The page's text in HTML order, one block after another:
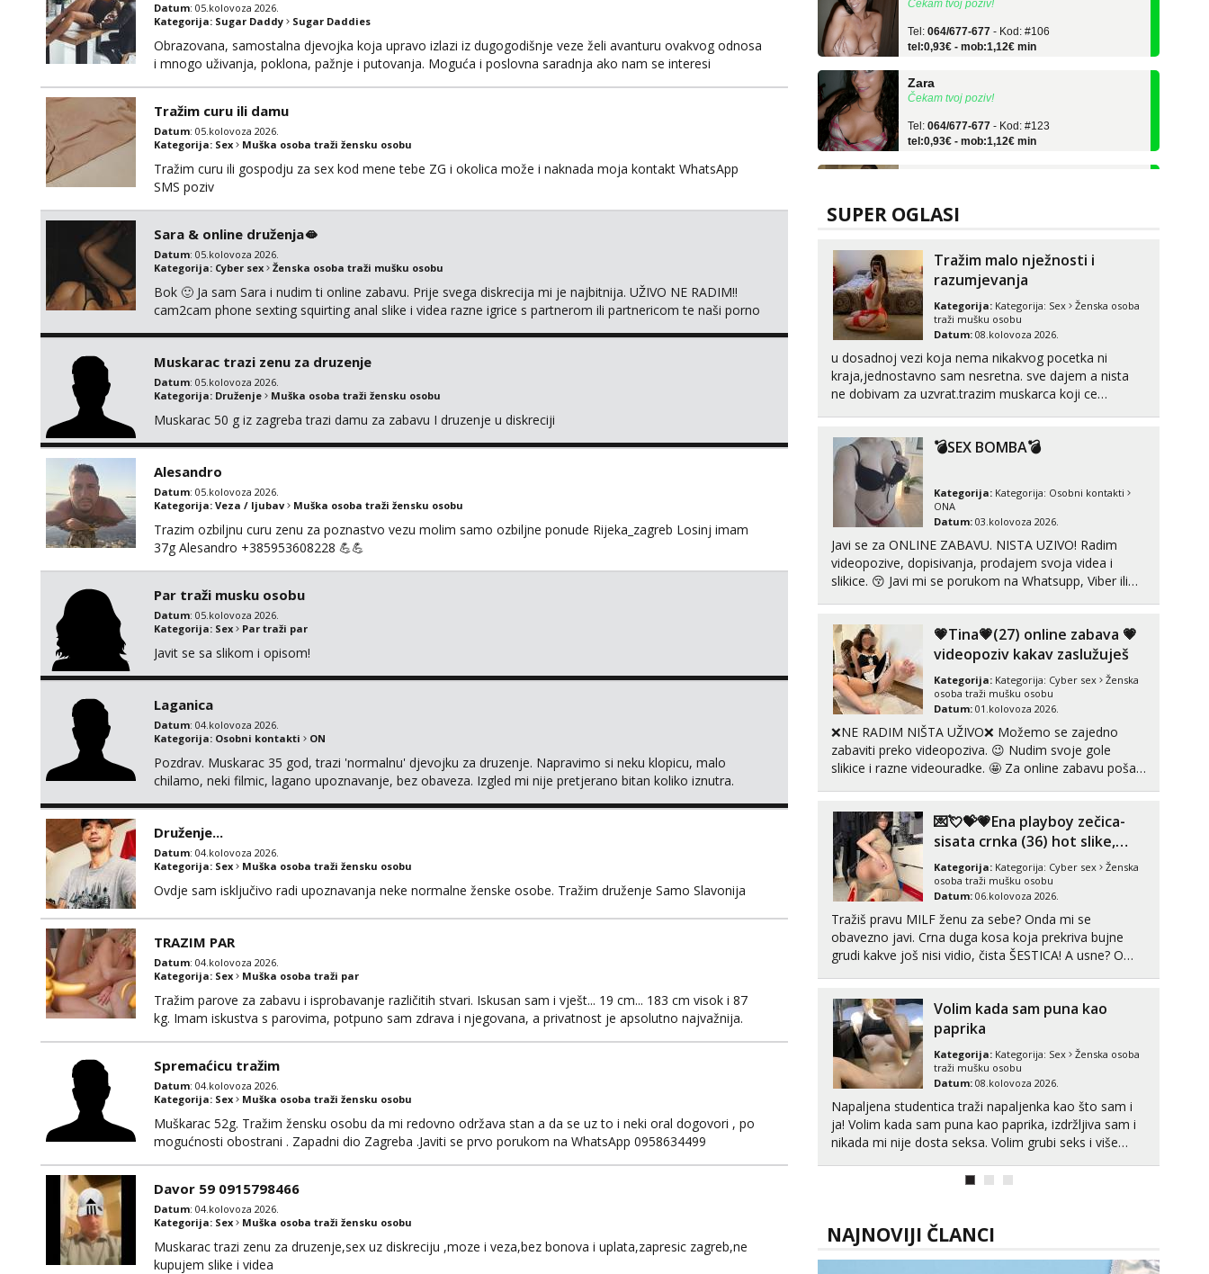
Datum: 05.kolovoza 2026.
Kategorija: Sugar Daddy Sugar Daddies
Obrazovana, samostalna djevojka koja upravo izlazi iz dugogodišnje veze želi avanturu ovakvog odnosa
i mnogo uživanja, poklona, pažnje i putovanja. Moguća i poslovna saradnja ako nam se interesi
Tražim curu ili damu
Datum: 05.kolovoza 2026.
Kategorija: Sex Muška osoba traži žensku osobu
Tražim curu ili gospodju za sex kod mene tebe ZG i okolica može i naknada moja kontakt WhatsApp
SMS poziv
Sara & online druženja🫦
Datum: 05.kolovoza 2026.
Kategorija: Cyber sex Ženska osoba traži mušku osobu
Bok 🙂 Ja sam Sara i nudim ti online zabavu. Prije svega diskrecija mi je najbitnija. UŽIVO NE RADIM!!
cam2cam phone sexting squirting anal slike i videa razne igrice s partnerom ili partnericom te naši porno
Muskarac trazi zenu za druzenje
Datum: 05.kolovoza 2026.
Kategorija: Druženje Muška osoba traži žensku osobu
Muskarac 50 g iz zagreba trazi damu za zabavu I druzenje u diskreciji
Alesandro
Datum: 05.kolovoza 2026.
Kategorija: Veza / ljubav Muška osoba traži žensku osobu
Trazim ozbiljnu curu zenu za poznastvo vezu molim samo ozbiljne ponude Rijeka_zagreb Losinj imam
37g Alesandro +385953608228 💪💪
Par traži musku osobu
Datum: 05.kolovoza 2026.
Kategorija: Sex Par traži par
Javit se sa slikom i opisom!
Laganica
Datum: 04.kolovoza 2026.
Kategorija: Osobni kontakti ON
Pozdrav. Muskarac 35 god, trazi 'normalnu' djevojku za druzenje. Napravimo si neku klopicu, malo
chilamo, neki filmic, lagano upoznavanje, bez obaveza. Izgled mi nije pretjerano bitan koliko iznutra.
Druženje...
Datum: 04.kolovoza 2026.
Kategorija: Sex Muška osoba traži žensku osobu
Ovdje sam isključivo radi upoznavanja neke normalne ženske osobe. Tražim druženje Samo Slavonija
TRAZIM PAR
Datum: 04.kolovoza 2026.
Kategorija: Sex Muška osoba traži par
Tražim parove za zabavu i isprobavanje različitih stvari. Iskusan sam i vješt... 19 cm... 183 cm visok i 87
kg. Imam iskustva s parovima, potpuno sam zdrava i njegovana, a privatnost je apsolutno najvažnija.
Spremaćicu tražim
Datum: 04.kolovoza 2026.
Kategorija: Sex Muška osoba traži žensku osobu
Muškarac 52g. Tražim žensku osobu da mi redovno održava stan a da se uz to i neki oral dogovori , po
mogućnosti obostrani . Zapadni dio Zagreba .Javiti se prvo porukom na WhatsApp 0958634499
Davor 59 0915798466
Datum: 04.kolovoza 2026.
Kategorija: Sex Muška osoba traži žensku osobu
Muskarac trazi zenu za druzenje,sex uz diskreciju ,moze i veza,bez bonova i uplata,zapresic zagreb,ne
kupujem slike i videa
tel:0,93€ - mob:1,12€ min
Čekam tvoj poziv!
tel:0,93€ - mob:1,12€ min
tel:0,93€ - mob:1,12€ min
Liliana
Razgovaram :)
Tel:
tel:0,93€ - mob:1,12€ min
Snježana
Razgovaram :)
tel:0,93€ - mob:1,12€ min
Obavijesti me kada se oslobodi
Margareta
Razgovaram :)
tel:0,93€ - mob:1,12€ min
Obavijesti me kada se oslobodi
Alisa
tel:0,93€ - mob:1,12€ min
Zara
Čekam tvoj poziv!
Tel:
tel:0,93€ - mob:1,12€ min
Anđela
Tel: 064/677-677
tel:0,93€ - mob:1,12€ min
SUPER OGLASI
Tražim malo nježnosti i
razumjevanja
Kategorija: Kategorija: Sex
Ženska osoba
traži mušku osobu
Datum: 08.kolovoza 2026.
u dosadnoj vezi koja nema nikakvog pocetka ni
kraja,jednostavno sam nesretna. sve dajem a nista
ne dobivam za uzvrat.trazim muskarca koji ce
poljupce po tijelu koji me jako pale,obozavam kad
muskar...
💣SEX BOMBA💣
Kategorija: Kategorija: Osobni kontakti
ONA
Datum: 03.kolovoza 2026.
Javi se za ONLINE ZABAVU. NISTA UZIVO! Radim
videopozive, dopisivanja, prodajem svoja videa i
slikice. 😚 Javi mi se porukom na Whatsupp, Viber ili
💗Tina💗(27) online zabava 💗
videopoziv kakav zaslužuješ
Kategorija: Kategorija: Cyber sex
Ženska
osoba traži mušku osobu
Datum: 01.kolovoza 2026.
❌NE RADIM NIŠTA UŽIVO❌ Možemo se zajedno
zabaviti preko videopoziva. 😉 Nudim svoje gole
slikice i razne videouradke. 🤩 Za online zabavu pošalji
vidjeti na videopozivu. 😉 S vama sam vec 5 ...
💌💘💝💗Ena playboy zečica-
sisata crnka (36) hot slike,
videa i c2c💗
Kategorija: Kategorija: Cyber sex
Ženska
osoba traži mušku osobu
Datum: 06.kolovoza 2026.
Tražiš pravu MILF ženu za sebe? Onda mi se
obavezno javi. Crna duga kosa koja prekriva bujne
grudi kakve još nisi vidio, čista ŠESTICA! A usne? O
nisi vidio. Uvijek sam spremna za ONLOINE zabavu...
Volim kada sam puna kao
paprika
Kategorija: Kategorija: Sex
Ženska osoba
traži mušku osobu
Datum: 08.kolovoza 2026.
Napaljena studentica traži napaljenka kao što sam i
ja! Volim kada sam puna kao paprika, izdržljiva sam i
nikada mi nije dosta seksa. Volim grubi seks i više
NAJNOVIJI ČLANCI